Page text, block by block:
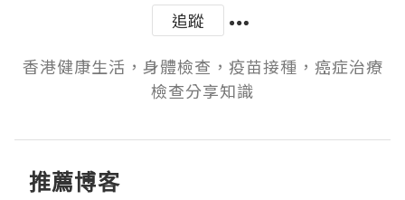
追蹤
香港健康生活，身體檢查，疫苗接種，癌症治療
檢查分享知識
推薦博客